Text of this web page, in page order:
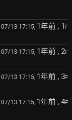
07/13 17:15, 1年前 , 1 F
07/13 17:15, 1年前 , 2F
07/13 17:15, 1年前 , 3F
07/13 17:15, 1年前 , 4F